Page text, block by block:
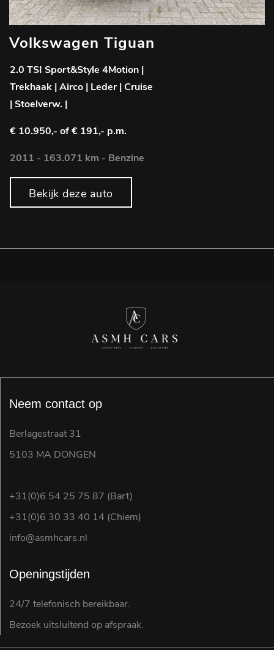
Volkswagen Tiguan
2.0 TSI Sport&Style 4Motion |
Trekhaak | Airco | Leder | Cruise
| Stoelverw. |
€ 10.950,- of € 191,- p.m.
2011 - 163.071 km - Benzine
Bekijk deze auto
Neem contact op
Berlagestraat 31
5103 MA DONGEN
+31(0)6 54 25 75 87 (Bart)
+31(0)6 30 33 40 14 (Chiem)
info@asmhcars.nl
Openingstijden
24/7 telefonisch bereikbaar.
Bezoek uitsluitend op afspraak.